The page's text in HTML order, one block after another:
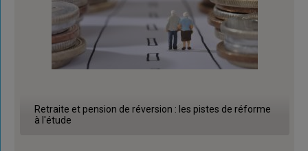
Retraite et pension de réversion : les pistes de réforme
à l'étude